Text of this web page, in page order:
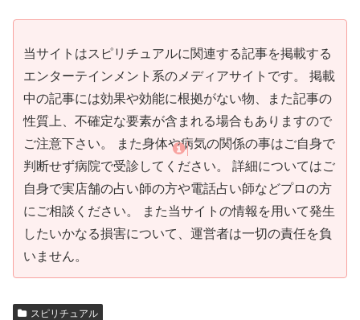
当サイトはスピリチュアルに関連する記事を掲載する
エンターテインメント系のメディアサイトです。 掲載
中の記事には効果や効能に根拠がない物、また記事の
性質上、不確定な要素が含まれる場合もありますので
ご注意下さい。 また身体や病気の関係の事はご自身で
判断せず病院で受診してください。 詳細についてはご
自身で実店舗の占い師の方や電話占い師などプロの方
にご相談ください。 また当サイトの情報を用いて発生
したいかなる損害について、運営者は一切の責任を負
いません。
スピリチュアル